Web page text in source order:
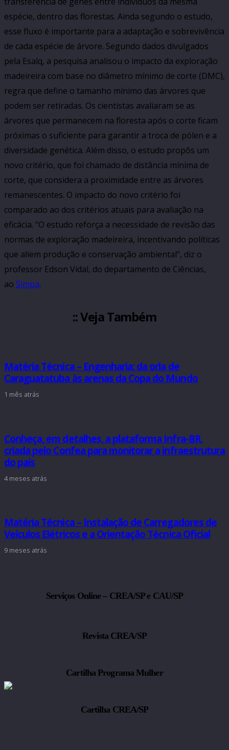
espécie, dentro das florestas. Ainda segundo o estudo,
esse fluxo é importante para a adaptação e sobrevivência
de cada espécie de árvore. Segundo dados divulgados
pela Esalq, a pesquisa analisou o impacto da exploração
madeireira com base no diâmetro mínimo de corte (DMC),
regra que define o tamanho mínimo das árvores que
podem ser retiradas. Os cientistas avaliaram se as
árvores que permanecem na floresta após o corte ficam
próximas o suficiente para garantir a troca de pólen e a
diversidade genética. Além disso, o estudo propôs um
novo critério, que foi chamado de distância mínima de
corte, que considera a proximidade entre as árvores
remanescentes. O impacto do novo critério foi
comparado ao dos critérios atuais para avaliação na
eficácia. “O estudo reforça a necessidade de revisão das
normas de exploração madeireira, incentivando políticas
que aliem produção e conservação ambiental”, diz o
professor Edson Vidal, do departamento de Ciências,
ao Simpa.
:: Veja Também
Matéria Técnica – Engenharia: da orla de
Caraguatatuba às arenas da Copa do Mundo
1 mês atrás
Conheça, em detalhes, a plataforma Infra-BR,
criada pelo Confea para monitorar a infraestrutura
do país
4 meses atrás
Matéria Técnica – Instalação de Carregadores de
Veículos Elétricos e a Orientação Técnica Oficial
9 meses atrás
Serviços Online – CREA/SP e CAU/SP
Revista CREA/SP
Cartilha Programa Mulher
Cartilha CREA/SP